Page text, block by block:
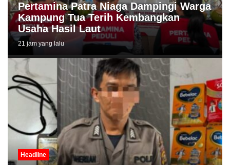
Pertamina Patra Niaga Dampingi Warga
Kampung Tua Terih Kembangkan
Usaha Hasil Laut
21 jam yang lalu
Headline